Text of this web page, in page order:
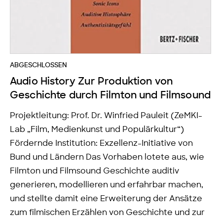
ABGESCHLOSSEN
Audio History Zur Produktion von
Geschichte durch Filmton und Filmsound
Projektleitung: Prof. Dr. Winfried Pauleit (ZeMKI-
Lab „Film, Medienkunst und Populärkultur“)
Fördernde Institution: Exzellenz-Initiative von
Bund und Ländern Das Vorhaben lotete aus, wie
Filmton und Filmsound Geschichte auditiv
generieren, modellieren und erfahrbar machen,
und stellte damit eine Erweiterung der Ansätze
zum filmischen Erzählen von Geschichte und zur